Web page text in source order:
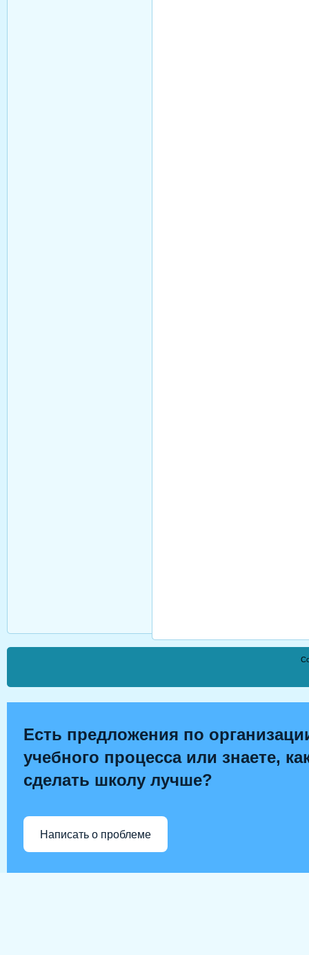
Есть предложения по
учебного процесса или знаете,
сделать школу лучше?
Написать о проблеме